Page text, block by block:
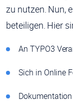
zu nutzen. Nun,
beteiligen. Hier
An TYPO3
Sich in Online